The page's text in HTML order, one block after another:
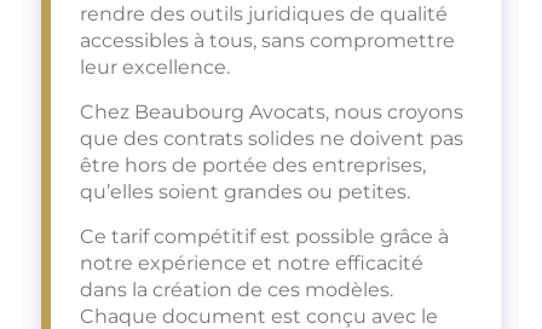
rendre des outils juridiques de qualité
accessibles à tous, sans compromettre
leur excellence.
Chez Beaubourg Avocats, nous croyons
que des contrats solides ne doivent pas
être hors de portée des entreprises,
qu’elles soient grandes ou petites.
Ce tarif compétitif est possible grâce à
notre expérience et notre efficacité
dans la création de ces modèles.
Chaque document est conçu avec le